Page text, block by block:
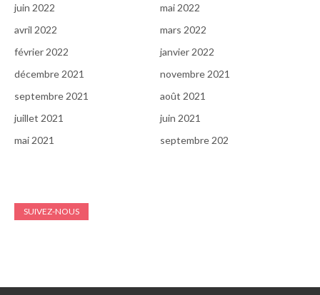
juin 2022
mai 2022
avril 2022
mars 2022
février 2022
janvier 2022
décembre 2021
novembre 2021
septembre 2021
août 2021
juillet 2021
juin 2021
mai 2021
septembre 202
SUIVEZ-NOUS